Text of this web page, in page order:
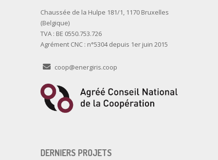
Chaussée de la Hulpe 181/1, 1170 Bruxelles
(Belgique)
TVA : BE 0550.753.726
Agrément CNC : n°5304 depuis 1er juin 2015
coop@energiris.coop
DERNIERS PROJETS